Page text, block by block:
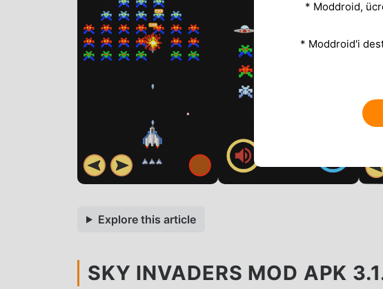
Explore this article
SKY INVADERS MOD APK
* Moddroid,
* Moddroid'i